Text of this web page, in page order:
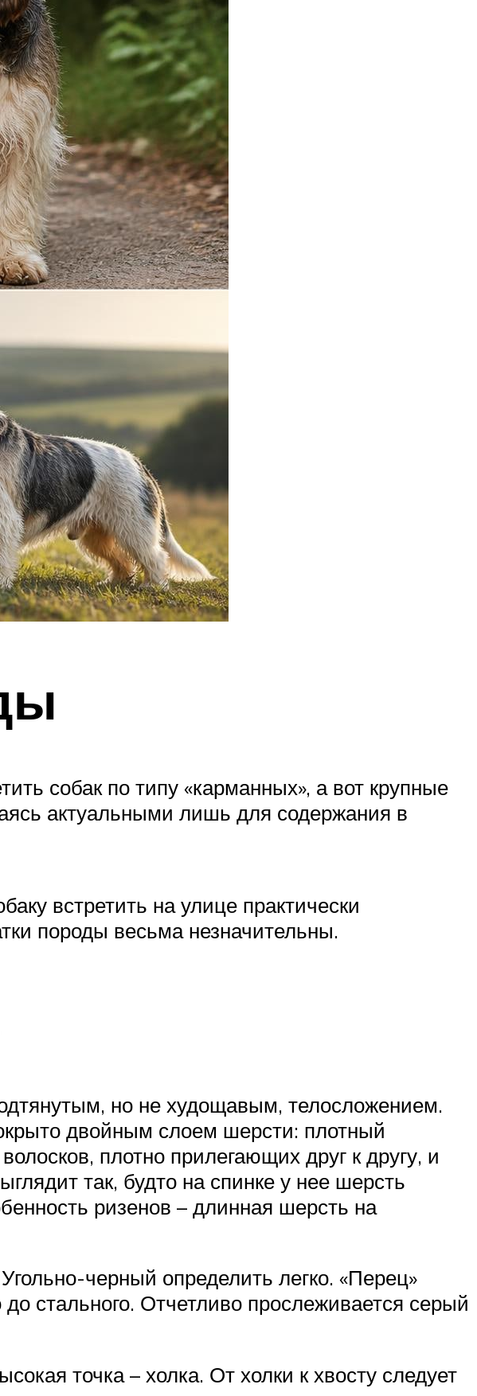
собак по типу «карманных», а вот крупные
актуальными лишь для содержания в
встретить на улице практически
породы весьма незначительны.
но не худощавым, телосложением.
двойным слоем шерсти: плотный
плотно прилегающих друг к другу, и
так, будто на спинке у нее шерсть
ризенов – длинная шерсть на
черный определить легко. «Перец»
до стального. Отчетливо прослеживается серый
точка – холка. От холки к хвосту следует